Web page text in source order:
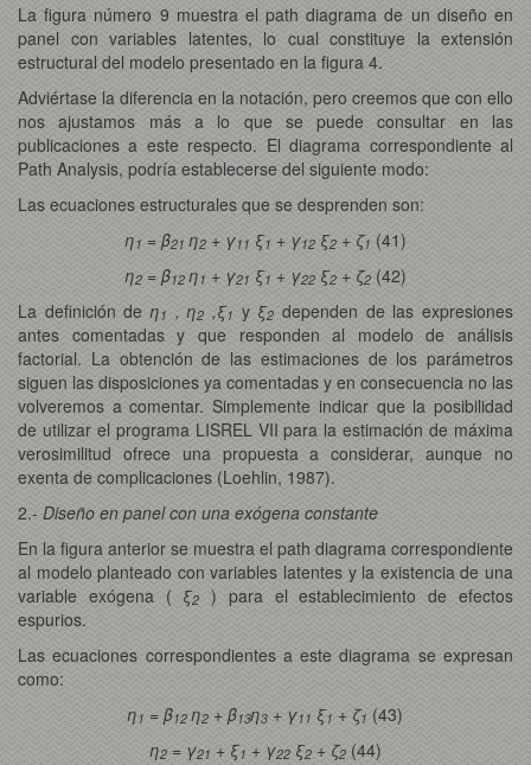
La figura número 9 muestra el path diagrama de un diseño en
panel con variables latentes, lo cual constituye la extensión
estructural del modelo presentado en la figura 4.
Adviértase la diferencia en la notación, pero creemos que con ello
nos ajustamos más a lo que se puede consultar en las
publicaciones a este respecto. El diagrama correspondiente al
Path Analysis, podría establecerse del siguiente modo:
Las ecuaciones estructurales que se desprenden son:
η1 = β21 η2+ γ11 ξ1 + γ12ξ2+ ζ1 (41)
η2= β12η 1 + γ21 ξ1 + γ22ξ2+ ζ2(42)
La definición de η1 , η2 ,ξ1 y ξ2 dependen de las expresiones
antes comentadas y que responden al modelo de análisis
factorial. La obtención de las estimaciones de los parámetros
siguen las disposiciones ya comentadas y en consecuencia no las
volveremos a comentar. Simplemente indicar que la posibilidad
de utilizar el programa LISREL VII para la estimación de máxima
verosimilitud ofrece una propuesta a considerar, aunque no
exenta de complicaciones (Loehlin, 1987).
2.- Diseño en panel con una exógena constante
En la figura anterior se muestra el path diagrama correspondiente
al modelo planteado con variables latentes y la existencia de una
variable exógena ( ξ2
) para el establecimiento de efectos
espurios.
Las ecuaciones correspondientes a este diagrama se expresan
como:
η 1 = β12 η2 + β13η3 + γ11 ξ1 + ζ1 (43)
η2= γ21 + ξ1 + γ22ξ2+ ζ2(44)